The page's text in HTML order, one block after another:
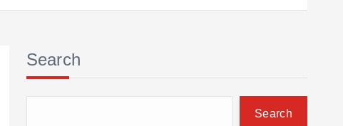
Search
Search